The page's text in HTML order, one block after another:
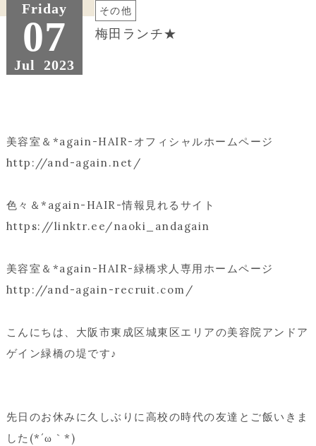
Friday
07
Jul 2023
その他
梅田ランチ★
美容室＆*again-HAIR-オフィシャルホームページ
http://and-again.net/
色々＆*again-HAIR-情報見れるサイト
https://linktr.ee/naoki_andagain
美容室＆*again-HAIR-緑橋求人専用ホームページ
http://and-again-recruit.com/
こんにちは、大阪市東成区城東区エリアの美容院アンドア
ゲイン緑橋の堤です♪
先日のお休みに久しぶりに高校の時代の友達とご飯いきま
した(*´ω｀*)